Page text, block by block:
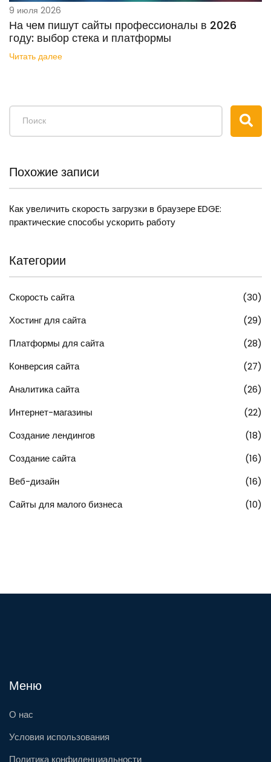
9 июля 2026
На чем пишут сайты профессионалы в 2026
году: выбор стека и платформы
Читать далее
Похожие записи
Как увеличить скорость загрузки в браузере EDGE:
практические способы ускорить работу
Категории
Скорость сайта
(30)
Хостинг для сайта
(29)
Платформы для сайта
(28)
Конверсия сайта
(27)
Аналитика сайта
(26)
Интернет-магазины
(22)
Создание лендингов
(18)
Создание сайта
(16)
Веб-дизайн
(16)
Сайты для малого бизнеса
(10)
Меню
О нас
Условия использования
Политика конфиденциальности